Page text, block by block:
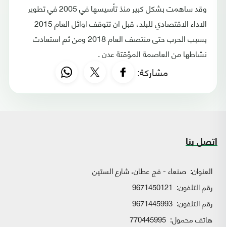
وقد ساهمت بشكل كبير منذ تأسيسها في 2005 في تطوير
الاداء الاقتصادي للبلد، قبل ان تتوقف اوائل العام 2015
بسبب الحرب حتى منتصف العام 2018 ومن ثم استعادت
نشاطها من العاصمة المؤقتة عدن .
مشاركة:
اتصل بنا
العنوان: صنعاء - فج عطان، شارع الستين
رقم التلفون: 9671450121
رقم التلفون: 9671445993
هاتف محمول: 770445995